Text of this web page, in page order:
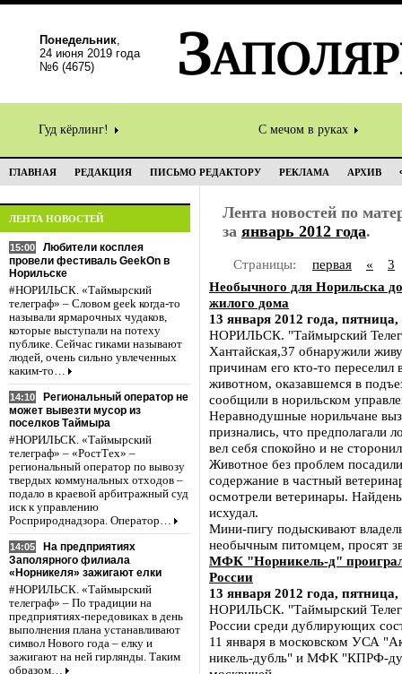
Понедельник,
24 июня 2019 года
№6 (4675)
Гуд кёрлинг! С мечом в руках
ГЛАВНАЯ РЕДАКЦИЯ ПИСЬМО РЕДАКТОРУ РЕКЛАМА АРХИВ
ЛЕНТА НОВОСТЕЙ
15:00
Любители косплея
провели фестиваль GeekOn в
Норильске
#НОРИЛЬСК. «Таймырский
телеграф» – Словом geek когда-то
называли ярмарочных чудаков,
которые выступали на потеху
публике. Сейчас гиками называют
людей, очень сильно увлеченных
каким-то…
14:10
Региональный оператор не
может вывезти мусор из
поселков Таймыра
#НОРИЛЬСК. «Таймырский
телеграф» – «РостТех» –
региональный оператор по вывозу
твердых коммунальных отходов –
подало в краевой арбитражный суд
иск к управлению
Росприроднадзора. Оператор…
14:05
На предприятиях
Заполярного филиала
«Норникеля» зажигают елки
#НОРИЛЬСК. «Таймырский
телеграф» – По традиции на
предприятиях-передовиках в день
выполнения плана устанавливают
символ Нового года – елку и
зажигают на ней гирлянды. Таким
образом…
Лента новостей по
за январь 2012 года.
Страницы: первая «
3
Необычного для Норильска
жилого дома
13 января 2012 года, пятница,
НОРИЛЬСК. "Таймырский
Хантайская,37 обнаружили
причинам его кто-то
животном, оказавшемся в
сообщили в норильском
Неравнодушные норильчане
признались, что предполагали
вел себя спокойно и не
Животное без проблем
содержание в частный
осмотрели ветеринары.
исхудал.
Мини-пигу подыскивают
необычным питомцем, просят
МФК "Норникель-д" проиграл
России
13 января 2012 года, пятница,
НОРИЛЬСК. "Таймырский
России среди дублирующих
11 января в московском УСА
никель-дубль" и МФК "КПРФ-